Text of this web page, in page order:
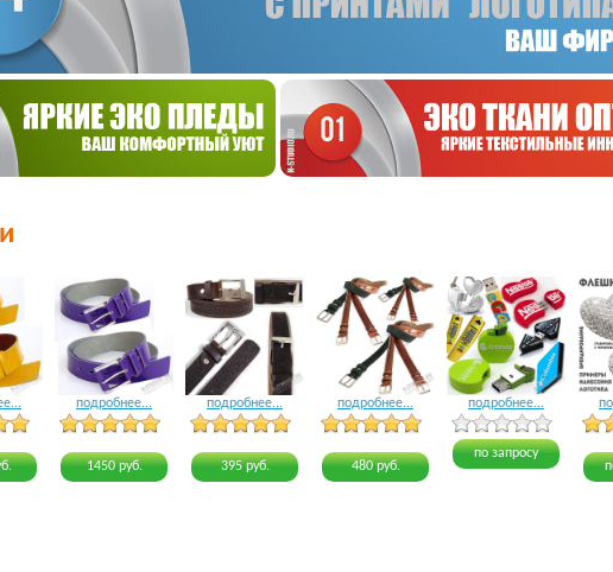
4 голоса
подробнее...
3 голоса
1450 руб.
подробнее...
3 голоса
395 руб.
подробнее...
4 голоса
480 руб.
подробнее...
по запросу